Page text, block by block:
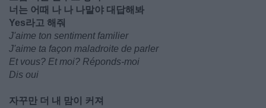
너는 어때 나 나 나말야 대답해봐
Yes라고 해줘
J'aime ton sentiment familier
J'aime ta façon maladroite de parler
Et vous? Et moi? Réponds-moi
Dis oui
자꾸만 더 내 맘이 커져